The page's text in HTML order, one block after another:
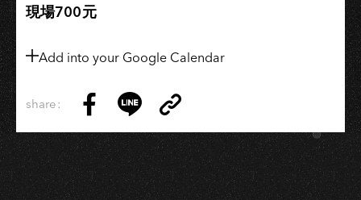
現場700元
Add into your Google Calendar
share:
on
Facebook
on
LINE
Link
Copy
Link